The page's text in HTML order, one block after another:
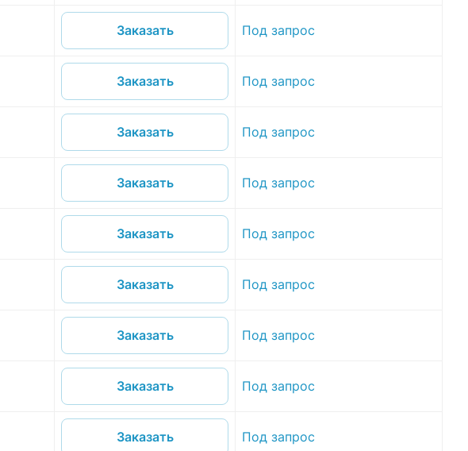
Заказать Под запрос
Заказать Под запрос
Заказать Под запрос
Заказать Под запрос
Заказать Под запрос
Заказать Под запрос
Заказать Под запрос
Заказать Под запрос
Заказать Под запрос